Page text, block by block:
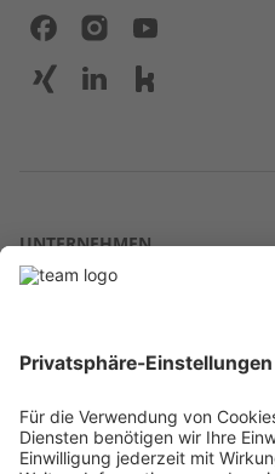
UNTERNEHMEN
Über uns
Karriere
Kontakt